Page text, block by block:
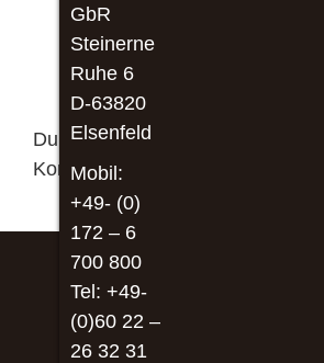
Schreibe einen
Du musstangemeldet
Kommentar abzugeben.
GbR
Steinerne
Ruhe 6
D-63820
Elsenfeld
Mobil:
+49- (0)
172 – 6
700 800
Tel: +49-
(0)60 22 –
26 32 31